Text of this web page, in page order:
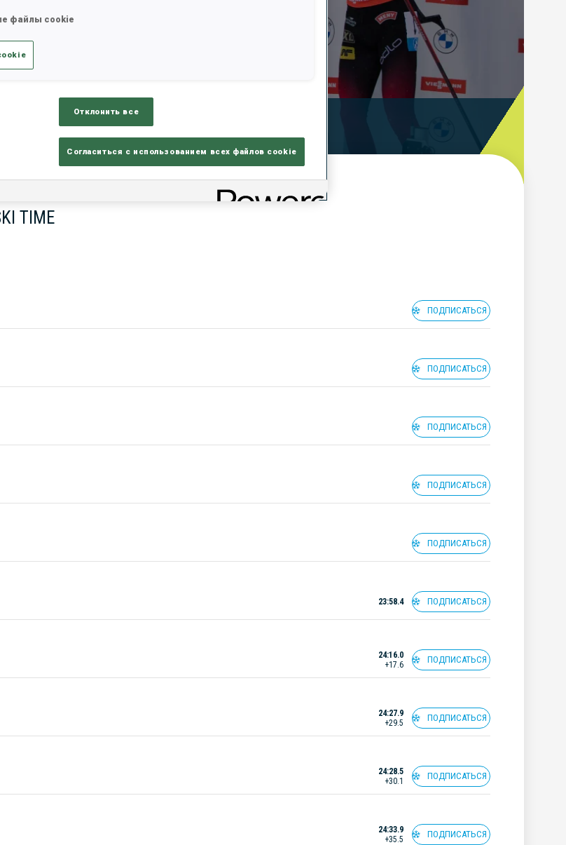
TIME
ПОДПИСАТЬСЯ
ПОДПИСАТЬСЯ
ПОДПИСАТЬСЯ
ПОДПИСАТЬСЯ
ПОДПИСАТЬСЯ
23:58.4 ПОДПИСАТЬСЯ
24:16.0
+17.6
ПОДПИСАТЬСЯ
24:27.9
+29.5
ПОДПИСАТЬСЯ
24:28.5
+30.1
ПОДПИСАТЬСЯ
24:33.9
+35.5
ПОДПИСАТЬСЯ
файлы cookie
Отклонить все
Согласиться с использованием всех файлов cookie